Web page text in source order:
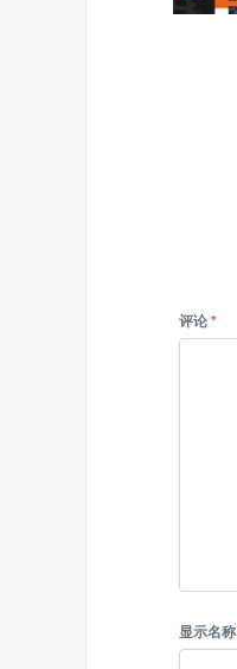
评论 *
显示名称